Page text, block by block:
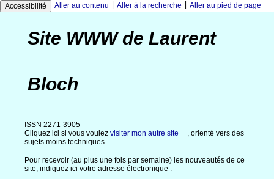
Accessibilité Aller au contenu Aller à la recherche Aller au pied de page
Site WWW de Laurent
Bloch
ISSN 2271-3905
Cliquez ici si vous voulez visiter mon autre site
, orienté vers des
sujets moins techniques.
Pour recevoir (au plus une fois par semaine) les nouveautés de ce
site, indiquez ici votre adresse électronique :